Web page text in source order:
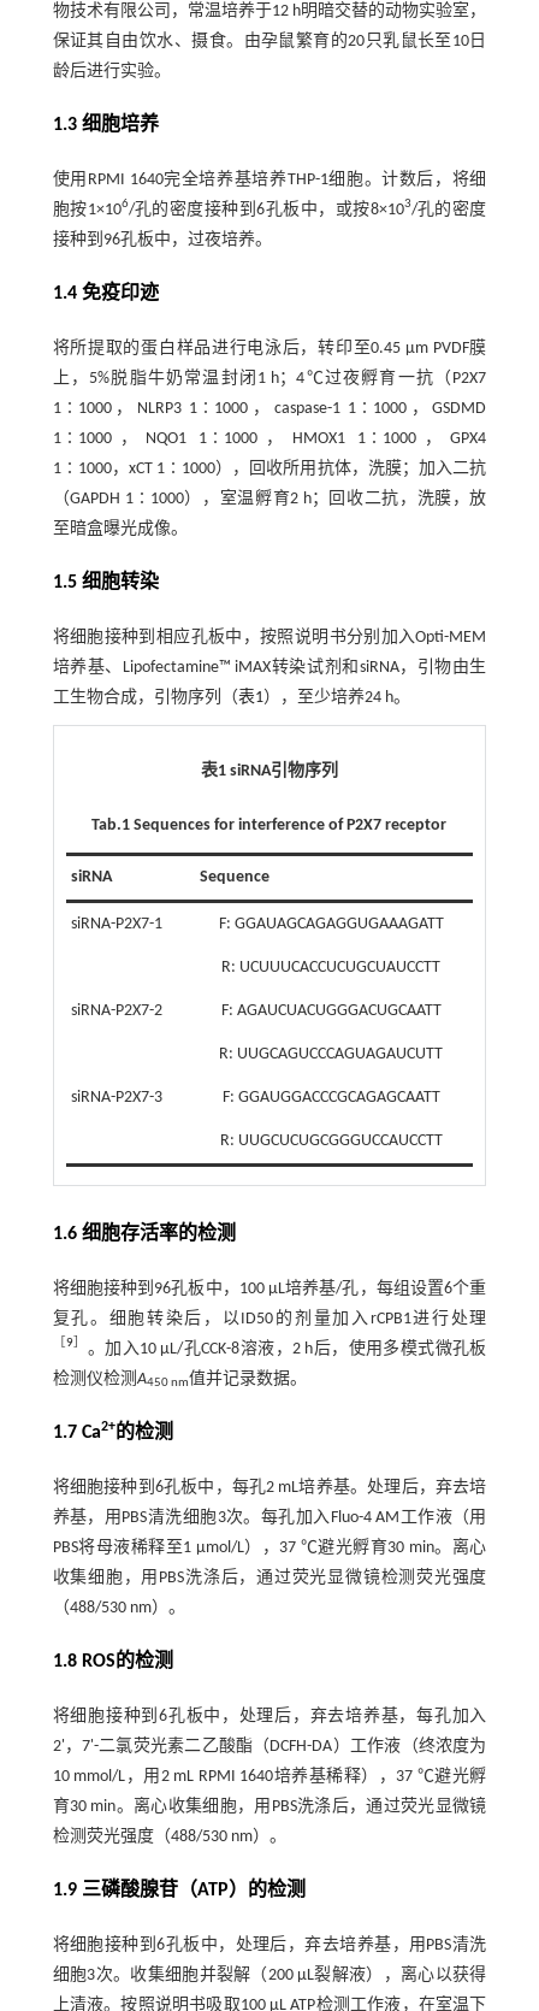
物技术有限公司，常温培养于12 h明暗交替的动物实验室，
保证其自由饮水、摄食。由孕鼠繁育的20只乳鼠长至10日
龄后进行实验。
1.3 细胞培养
使用RPMI 1640完全培养基培养THP-1细胞。计数后，将细
胞按1×106/孔的密度接种到6孔板中，或按8×103/孔的密度
接种到96孔板中，过夜培养。
1.4 免疫印迹
将所提取的蛋白样品进行电泳后，转印至0.45 μm PVDF膜
上，5%脱脂牛奶常温封闭1 h；4℃过夜孵育一抗（P2X7
1∶1000，NLRP3 1∶1000，caspase-1 1∶1000，GSDMD
1∶1000，NQO1 1∶1000，HMOX1 1∶1000，GPX4
1∶1000，xCT 1∶1000），回收所用抗体，洗膜；加入二抗
（GAPDH 1∶1000），室温孵育2 h；回收二抗，洗膜，放
至暗盒曝光成像。
1.5 细胞转染
将细胞接种到相应孔板中，按照说明书分别加入Opti-MEM
培养基、Lipofectamine™ iMAX转染试剂和siRNA，引物由生
工生物合成，引物序列（表1），至少培养24 h。
表1 siRNA引物序列
Tab.1 Sequences for interference of P2X7 receptor
siRNA Sequence
siRNA-P2X7-1 F: GGAUAGCAGAGGUGAAAGATT
R: UCUUUCACCUCUGCUAUCCTT
siRNA-P2X7-2 F: AGAUCUACUGGGACUGCAATT
R: UUGCAGUCCCAGUAGAUCUTT
siRNA-P2X7-3 F: GGAUGGACCCGCAGAGCAATT
R: UUGCUCUGCGGGUCCAUCCTT
1.6 细胞存活率的检测
将细胞接种到96孔板中，100 μL培养基/孔，每组设置6个重
复孔。细胞转染后，以ID50的剂量加入rCPB1进行处理
［9］ 。加入10 μL/孔CCK-8溶液，2 h后，使用多模式微孔板
检测仪检测A450 nm值并记录数据。
1.7 Ca2+的检测
将细胞接种到6孔板中，每孔2 mL培养基。处理后，弃去培
养基，用PBS清洗细胞3次。每孔加入Fluo-4 AM工作液（用
PBS将母液稀释至1 μmol/L），37 ℃避光孵育30 min。离心
收集细胞，用PBS洗涤后，通过荧光显微镜检测荧光强度
（488/530 nm）。
1.8 ROS的检测
将细胞接种到6孔板中，处理后，弃去培养基，每孔加入
2'，7'-二氯荧光素二乙酸酯（DCFH-DA）工作液（终浓度为
10 mmol/L，用2 mL RPMI 1640培养基稀释），37 ℃避光孵
育30 min。离心收集细胞，用PBS洗涤后，通过荧光显微镜
检测荧光强度（488/530 nm）。
1.9 三磷酸腺苷（ATP）的检测
将细胞接种到6孔板中，处理后，弃去培养基，用PBS清洗
细胞3次。收集细胞并裂解（200 μL裂解液），离心以获得
上清液。按照说明书吸取100 μL ATP检测工作液，在室温下